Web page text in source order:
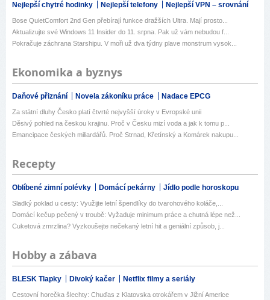
Nejlepší chytré hodinky Nejlepší telefony Nejlepší VPN – srovnání
Bose QuietComfort 2nd Gen přebírají funkce dražších Ultra. Mají prosto...
Aktualizujte své Windows 11 Insider do 11. srpna. Pak už vám nebudou f...
Pokračuje záchrana Starshipu. V moři už dva týdny plave monstrum vysok...
Ekonomika a byznys
Daňové přiznání Novela zákoníku práce Nadace EPCG
Za státní dluhy Česko platí čtvrté nejvyšší úroky v Evropské unii
Děsivý pohled na českou krajinu. Proč v Česku mizí voda a jak k tomu p...
Emancipace českých miliardářů. Proč Strnad, Křetínský a Komárek nakupu...
Recepty
Oblíbené zimní polévky Domácí pekárny Jídlo podle horoskopu
Sladký poklad u cesty: Využijte letní špendlíky do tvarohového koláče,...
Domácí kečup pečený v troubě: Vyžaduje minimum práce a chutná lépe než...
Cuketová zmrzlina? Vyzkoušejte nečekaný letní hit a geniální způsob, j...
Hobby a zábava
BLESK Tlapky Divoký kačer Netflix filmy a seriály
Cestovní horečka šlechty: Chuďas z Klatovska otrokářem v Jižní Americe